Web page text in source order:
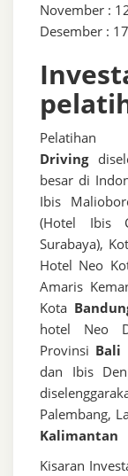
November :
Desember :
Driving
besar di
Ibis
(Hotel Ibis
Surabaya),
Hotel Neo
Amaris
Kota
hotel Neo
Provinsi Bali
dan Ibis
Palembang,
Kalimantan
Kisaran